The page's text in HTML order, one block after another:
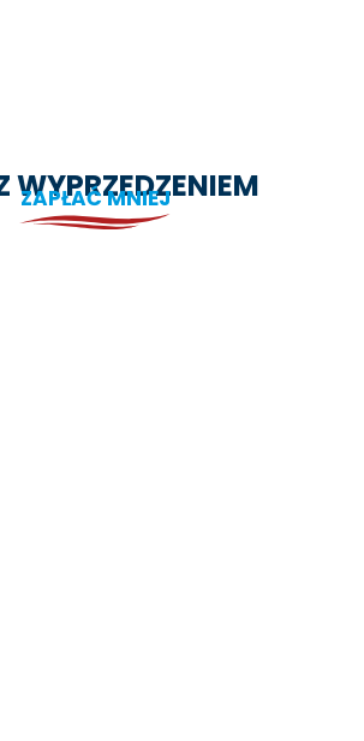
WYPRZEDZENIEM
ZAPŁAĆ MNIEJ